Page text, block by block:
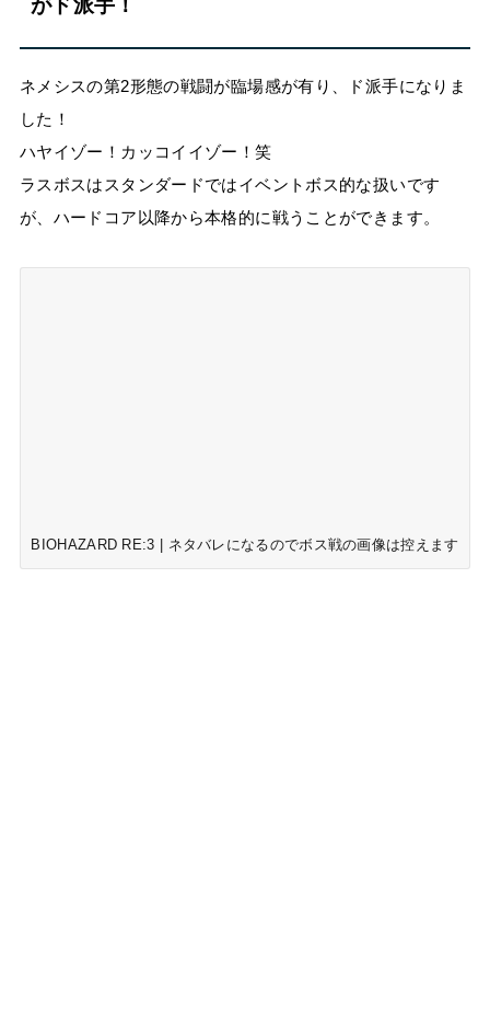
がド派手！
ネメシスの第2形態の戦闘が臨場感が有り、ド派手になりま
した！
ハヤイゾー！カッコイイゾー！笑
ラスボスはスタンダードではイベントボス的な扱いです
が、ハードコア以降から本格的に戦うことができます。
BIOHAZARD RE:3 | ネタバレになるのでボス戦の画像は控えます